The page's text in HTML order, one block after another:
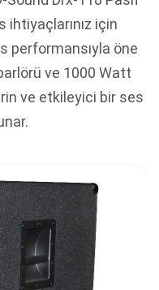
için
performansıyla öne
ve 1000 Watt
ve etkileyici bir ses